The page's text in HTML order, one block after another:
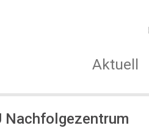
Aktuell
Nachfolgezentrum